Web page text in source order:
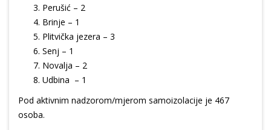
Perušić – 2
Brinje – 1
Plitvička jezera – 3
Senj – 1
Novalja – 2
Udbina – 1
Pod aktivnim nadzorom/mjerom samoizolacije je 467
osoba.